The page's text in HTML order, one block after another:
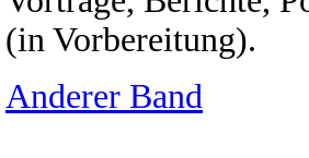
(in Vorbereitung).
Anderer Band